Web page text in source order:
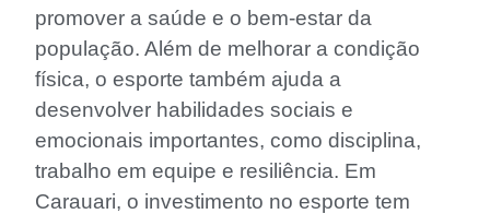
promover a saúde e o bem-estar da
população. Além de melhorar a condição
física, o esporte também ajuda a
desenvolver habilidades sociais e
emocionais importantes, como disciplina,
trabalho em equipe e resiliência. Em
Carauari, o investimento no esporte tem